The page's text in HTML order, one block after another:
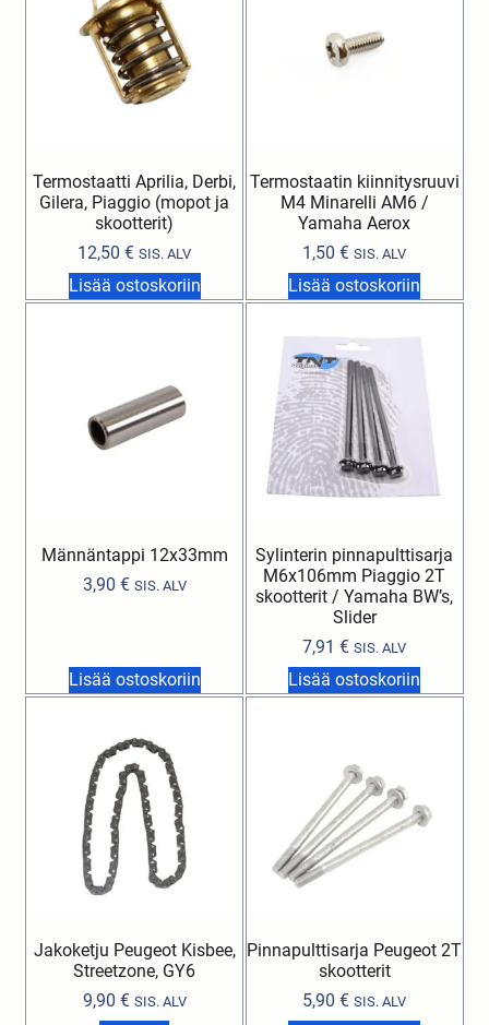
Termostaatti Aprilia, Derbi,
Gilera, Piaggio (mopot ja
skootterit)
12,50€ SIS. ALV
Lisää ostoskoriin
Termostaatin kiinnitysruuvi
M4 Minarelli AM6 /
Yamaha Aerox
1,50€ SIS. ALV
Lisää ostoskoriin
Männäntappi 12x33mm
3,90 € SIS. ALV
Lisää ostoskoriin
Sylinterin pinnapulttisarja
M6x106mm Piaggio 2T
skootterit / Yamaha BW’s,
Slider
7,91€ SIS. ALV
Lisää ostoskoriin
Jakoketju Peugeot Kisbee,
Streetzone, GY6
9,90 € SIS. ALV
Pinnapulttisarja Peugeot 2T
skootterit
5,90€ SIS. ALV